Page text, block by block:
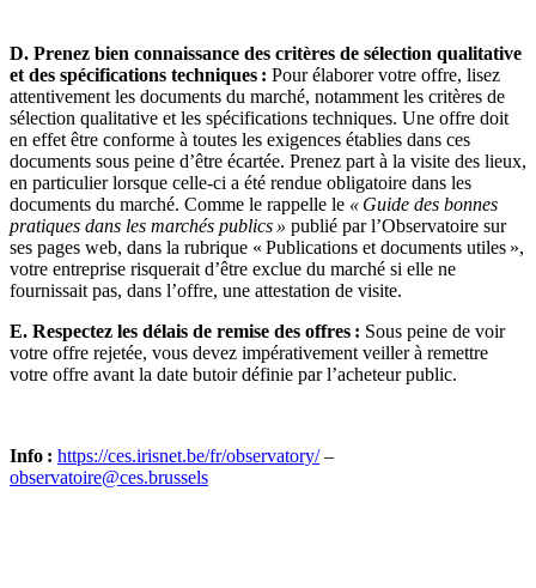
D. Prenez bien connaissance des critères de sélection qualitative
et des spécifications techniques : Pour élaborer votre offre, lisez
attentivement les documents du marché, notamment les critères de
sélection qualitative et les spécifications techniques. Une offre doit
en effet être conforme à toutes les exigences établies dans ces
documents sous peine d’être écartée. Prenez part à la visite des lieux,
en particulier lorsque celle-ci a été rendue obligatoire dans les
documents du marché. Comme le rappelle le « Guide des bonnes
pratiques dans les marchés publics » publié par l’Observatoire sur
ses pages web, dans la rubrique « Publications et documents utiles »,
votre entreprise risquerait d’être exclue du marché si elle ne
fournissait pas, dans l’offre, une attestation de visite.
E. Respectez les délais de remise des offres : Sous peine de voir
votre offre rejetée, vous devez impérativement veiller à remettre
votre offre avant la date butoir définie par l’acheteur public.
Info : https://ces.irisnet.be/fr/observatory/–
observatoire@ces.brussels